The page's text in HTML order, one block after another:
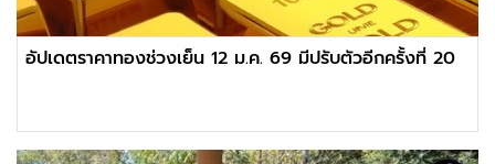
อัปเดตราคาทองช่วงเย็น 12 ม.ค. 69 มีปรับตัวอีกครั้งที่ 20